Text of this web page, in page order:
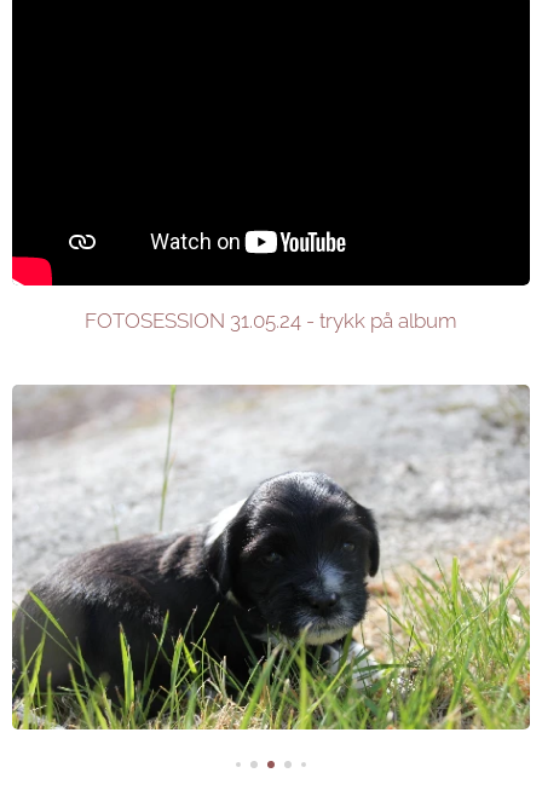
FOTOSESSION 31.05.24 - trykk på album